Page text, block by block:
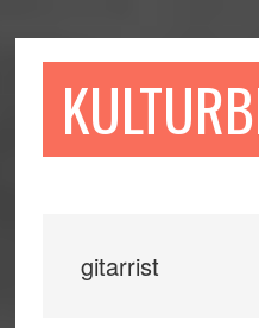
till
till
sidofältet
till
gitarrist